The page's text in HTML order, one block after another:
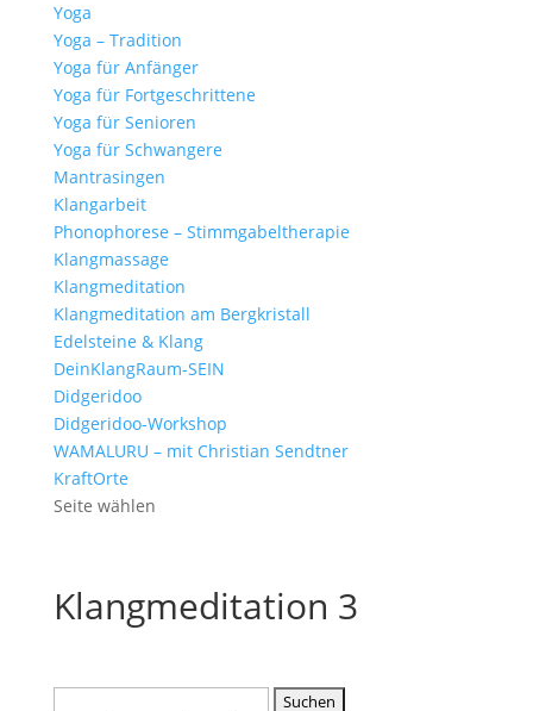
Yoga
Yoga – Tradition
Yoga für Anfänger
Yoga für Fortgeschrittene
Yoga für Senioren
Yoga für Schwangere
Mantrasingen
Klangarbeit
Phonophorese – Stimmgabeltherapie
Klangmassage
Klangmeditation
Klangmeditation am Bergkristall
Edelsteine & Klang
DeinKlangRaum-SEIN
Didgeridoo
Didgeridoo-Workshop
WAMALURU – mit Christian Sendtner
KraftOrte
Seite wählen
Klangmeditation 3